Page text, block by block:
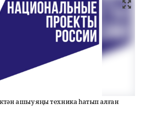
ашыу яңы техника һатып алған